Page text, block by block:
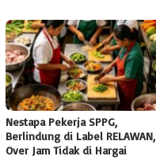
Nestapa Pekerja SPPG,
Berlindung di Label RELAWAN,
Over Jam Tidak di Hargai